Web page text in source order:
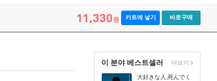
11,330원 카트에 넣기 바로구매
이 분야 베스트셀러
大好きな人,死んでく
더보기